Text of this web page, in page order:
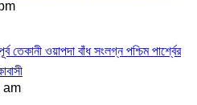
তেকানী ওয়াপদা বাঁধ সংলগ্ন পশ্চিম পার্শ্বের
am